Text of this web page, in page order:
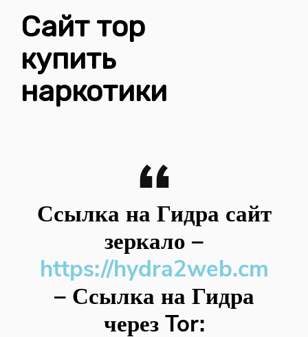
Сайт тор
купить
наркотики
Ссылка на Гидра сайт
зеркало –
https://hydra2web.cm
– Ссылка на Гидра
через Tor: